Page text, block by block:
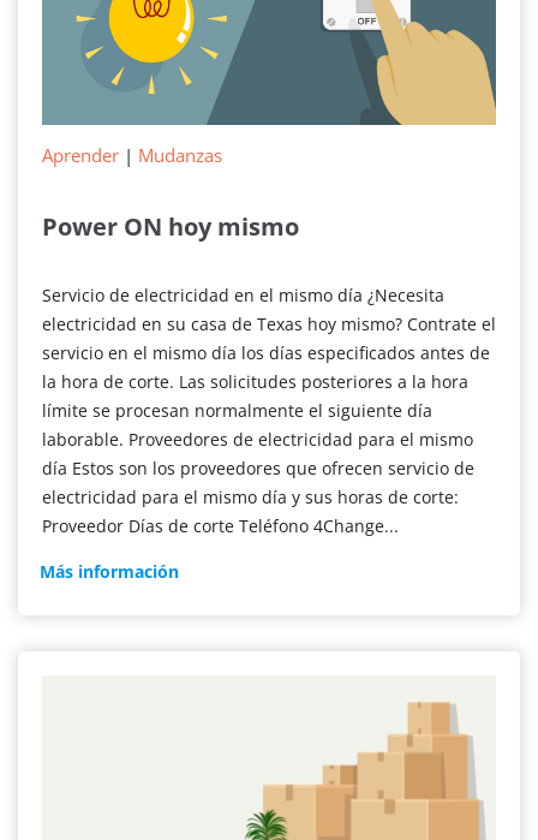
Aprender | Mudanzas
Power ON hoy mismo
Servicio de electricidad en el mismo día ¿Necesita
electricidad en su casa de Texas hoy mismo? Contrate el
servicio en el mismo día los días especificados antes de
la hora de corte. Las solicitudes posteriores a la hora
límite se procesan normalmente el siguiente día
laborable. Proveedores de electricidad para el mismo
día Estos son los proveedores que ofrecen servicio de
electricidad para el mismo día y sus horas de corte:
Proveedor Días de corte Teléfono 4Change...
Más informaciónPower